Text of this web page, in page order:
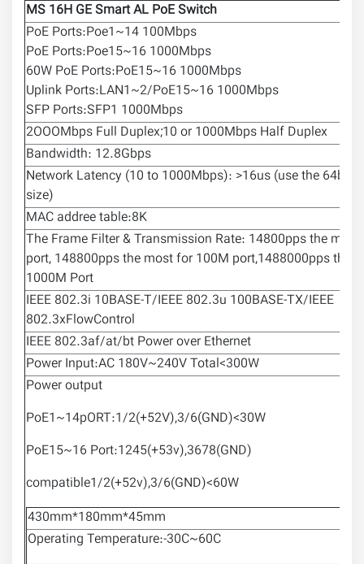
MS 16H GE Smart AL PoE Switch
PoE Ports:Poe1~14 100Mbps
PoE Ports:Poe15~16 1000Mbps
60W PoE Ports:PoE15~16 1000Mbps
Uplink Ports:LAN1~2/PoE15~16 1000Mbps
SFP Ports:SFP1 1000Mbps
2OOOMbps Full Duplex;10 or 1000Mbps Half Duplex
Bandwidth: 12.8Gbps
Network Latency (10 to 1000Mbps): >16us (use the
size)
MAC addree table:8K
The Frame Filter & Transmission Rate: 14800pps the
port, 148800pps the most for 100M port,1488000pps the
1000M Port
IEEE 802.3i 10BASE-T/IEEE 802.3u 100BASE-TX/IEEE
802.3xFlowControl
IEEE 802.3af/at/bt Power over Ethernet
Power Input:AC 180V~240V Total<300W
Power output
PoE1~14pORT:1/2(+52V),3/6(GND)<30W
PoE15~16 Port:1245(+53v),3678(GND)
compatible1/2(+52v),3/6(GND)<60W
430mm*180mm*45mm
Operating Temperature:-30C~60C